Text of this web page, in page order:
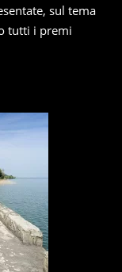
sul tema
tutti i premi